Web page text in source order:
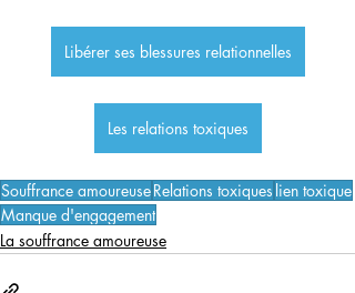
Libérer ses blessures relationnelles
Les relations toxiques
Souffrance amoureuseRelations toxiques lien toxique
Manque d'engagement
La souffrance amoureuse